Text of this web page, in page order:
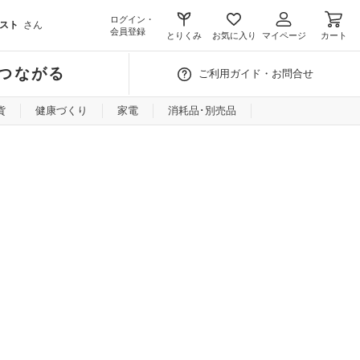
ト さん
ログイン・
会員登録
とりくみ お気に入り マイページ カート
ながる ご利用ガイド・お問合せ
健康づくり 家電 消耗品･別売品